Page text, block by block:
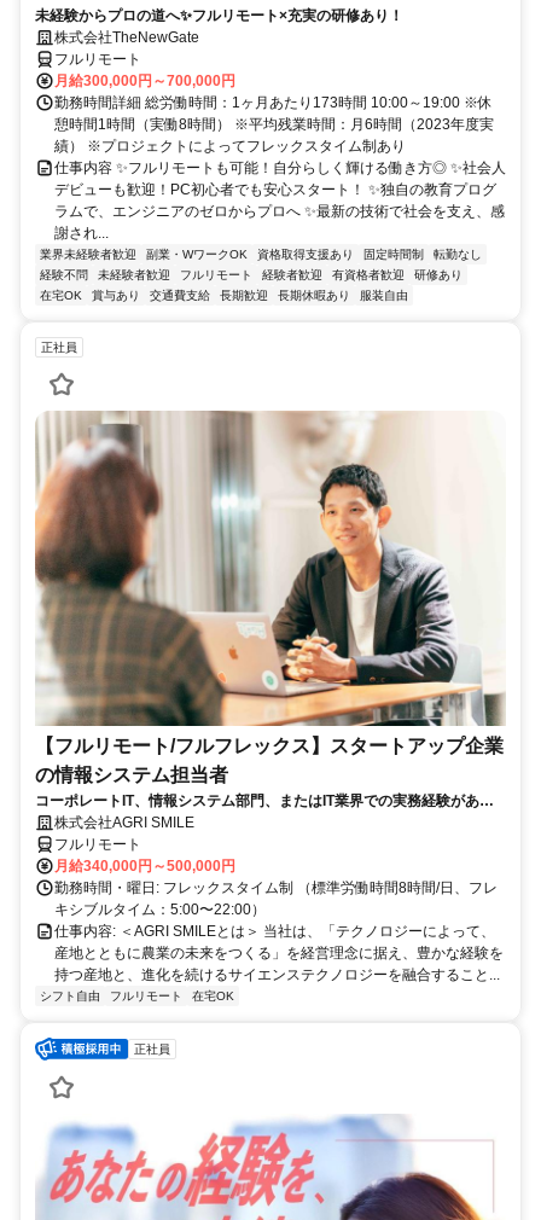
未経験からプロの道へ✨フルリモート×充実の研修あり！
株式会社TheNewGate
フルリモート
月給300,000円～700,000円
勤務時間詳細 総労働時間：1ヶ月あたり173時間 10:00～19:00 ※休
憩時間1時間（実働8時間） ※平均残業時間：月6時間（2023年度実
績） ※プロジェクトによってフレックスタイム制あり
仕事内容 ✨フルリモートも可能！自分らしく輝ける働き方◎ ✨社会人
デビューも歓迎！PC初心者でも安心スタート！ ✨独自の教育プログ
ラムで、エンジニアのゼロからプロへ ✨最新の技術で社会を支え、感
謝され...
業界未経験者歓迎 副業・WワークOK 資格取得支援あり 固定時間制
転勤なし
経験不問
未経験者歓迎 フルリモート 経験者歓迎 有資格者歓迎
研修あり
在宅OK
賞与あり 交通費支給 長期歓迎 長期休暇あり 服装自由
正社員
【フルリモート/フルフレックス】スタートアップ企業
の情報システム担当者
コーポレートIT、情報システム部門、またはIT業界での実務経験がある
方、大歓迎！
株式会社AGRI SMILE
フルリモート
月給340,000円～500,000円
勤務時間・曜日: フレックスタイム制 （標準労働時間8時間/日、フレ
キシブルタイム：5:00〜22:00）
仕事内容: ＜AGRI SMILEとは＞ 当社は、「テクノロジーによって、
産地とともに農業の未来をつくる」を経営理念に据え、豊かな経験を
持つ産地と、進化を続けるサイエンステクノロジーを融合すること...
シフト自由 フルリモート 在宅OK
正社員